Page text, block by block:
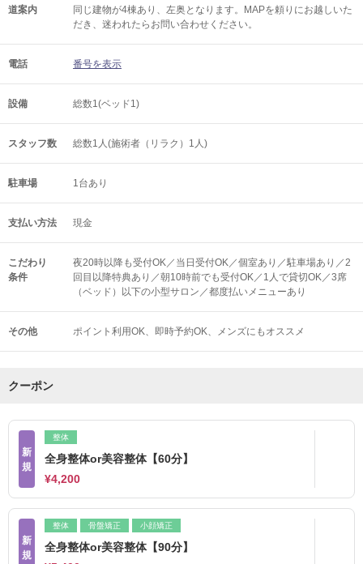
道案内
同じ建物が4棟あり、左奥となります。MAPを頼りにお越しいた
だき、迷われたらお問い合わせください。
電話 番号を表示
設備 総数1(ベッド1)
スタッフ数 総数1人(施術者（リラク）1人)
駐車場 1台あり
支払い方法 現金
こだわり
条件
夜20時以降も受付OK／当日受付OK／個室あり／駐車場あり／2
回目以降特典あり／朝10時前でも受付OK／1人で貸切OK／3席
（ベッド）以下の小型サロン／都度払いメニューあり
その他 ポイント利用OK 即時予約OK メンズにもオススメ
クーポン
新
規
整体
全身整体or美容整体【60分】
¥4,200
新
規
整体 骨盤矯正 小顔矯正
全身整体or美容整体【90分】